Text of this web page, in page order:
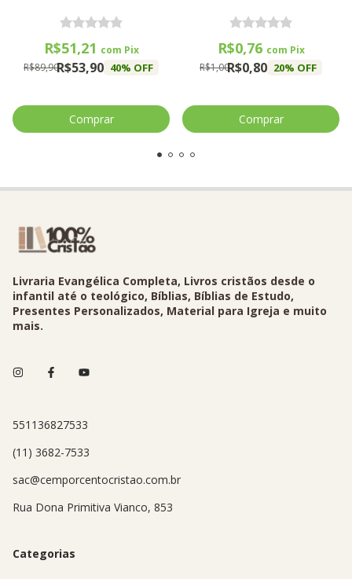
R$53,90
R$89,90 40% OFF
R$51,21 com Pix
R$0,80
R$1,00 20% OFF
R$0,76 com Pix
Livraria Evangélica Completa, Livros cristãos desde o
infantil até o teológico, Bíblias, Bíblias de Estudo,
Presentes Personalizados, Material para Igreja e muito
mais.
551136827533
(11) 3682-7533
sac@cemporcentocristao.com.br
Rua Dona Primitiva Vianco, 853
Categorias